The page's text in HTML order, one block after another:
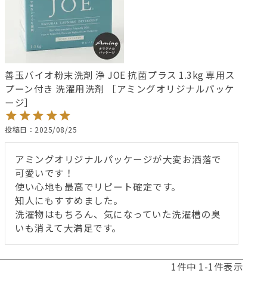
善玉バイオ粉末洗剤 浄 JOE 抗菌プラス 1.3kg 専用ス
プーン付き 洗濯用洗剤 ［アミングオリジナルパッケ
ージ］
投稿日 2025/08/25
アミングオリジナルパッケージが大変お洒落で
可愛いです！
使い心地も最高でリピート確定です。
知人にもすすめました。
洗濯物はもちろん、気になっていた洗濯槽の臭
いも消えて大満足です。
1件中 1-1件表示